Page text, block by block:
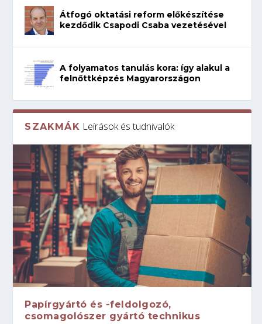
Átfogó oktatási reform előkészítése
kezdődik Csapodi Csaba vezetésével
A folyamatos tanulás kora: így alakul a
felnőttképzés Magyarországon
SZAKMÁK Leírások és tudnivalók
Papírgyártó és -feldolgozó,
csomagolószer gyártó technikus